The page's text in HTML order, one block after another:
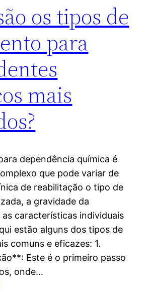
os tipos de
para
mais
dependência química é
que pode variar de
de reabilitação o tipo de
a gravidade da
características individuais
estão alguns dos tipos de
comuns e eficazes: 1.
Este é o primeiro passo
onde…